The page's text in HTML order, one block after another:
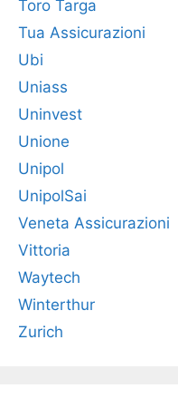
Toro Targa
Tua Assicurazioni
Ubi
Uniass
Uninvest
Unione
Unipol
UnipolSai
Veneta Assicurazioni
Vittoria
Waytech
Winterthur
Zurich